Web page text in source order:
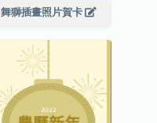
舞獅插畫照片賀卡